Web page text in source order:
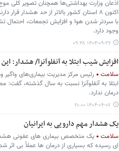
اذعان وزارت بهداشتی‌ها همچنان تصویر کلی
با سردتر شدن هوا و افزایش تجمعات، احتمال
وجود دارد.
۱۴۰۴-۰۹-۲۶ ۰۹:۴۸
افزایش شیب ابتلا به آنفلوآنزا/ هشدار:
سلامت
رئیس مرکز مدیریت بیماری‌های واگیر
ابتلا به آنفلوآنزا نسبت به سال گذشته، گفت:
درمان ندارد.
۱۴۰۴-۰۹-۰۷ ۲۰:۰۰
یک هشدار مهم دارویی به ایرانیان
سلامت
یک متخصص بیماری های عفونی
ای رسیده که بسیاری از درمان ها عملاً بی اثر